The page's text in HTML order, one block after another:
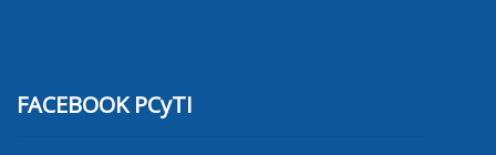
FACEBOOK PCyTI